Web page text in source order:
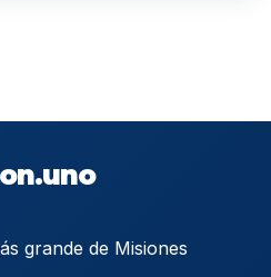
grande de Misiones